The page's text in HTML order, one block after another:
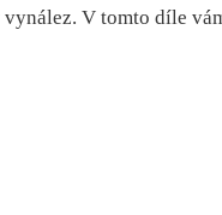
V tomto díle